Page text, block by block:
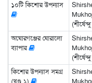
১০টি কিশোর উপন্যাস
অঘোরগঞ্জের ঘোরালো
ব্যাপার
কিশোর উপন্যাস সমগ্র
(খণ্ড ১)